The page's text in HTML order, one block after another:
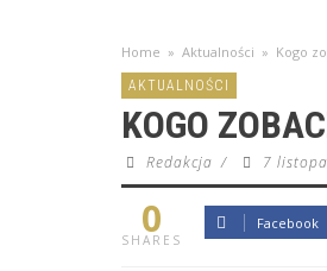
Home » Aktualności » Kogo
AKTUALNOŚCI
KOGO
Redakcja / 7
0
SHARES
Facebook